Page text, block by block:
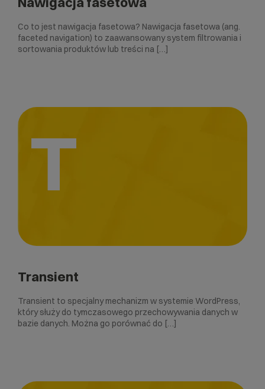
Co to jest nawigacja fasetowa? Nawigacja fasetowa (ang.
faceted navigation) to zaawansowany system filtrowania i
sortowania produktów lub treści na […]
T
Transient
Transient to specjalny mechanizm w systemie WordPress,
który służy do tymczasowego przechowywania danych w
bazie danych. Można go porównać do […]